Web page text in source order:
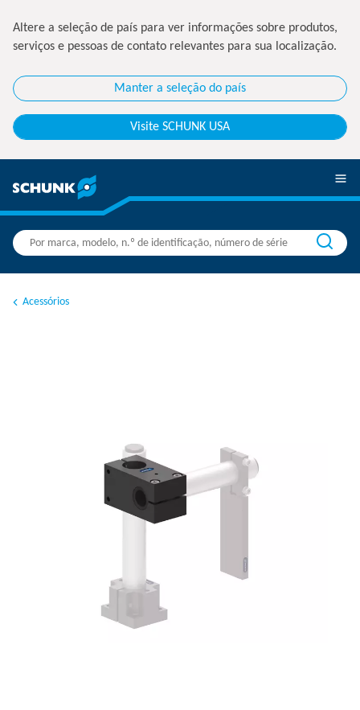
Altere a seleção de país para ver informações sobre produtos,
serviços e pessoas de contato relevantes para sua localização.
Manter a seleção do país
Visite SCHUNK USA
Acessórios